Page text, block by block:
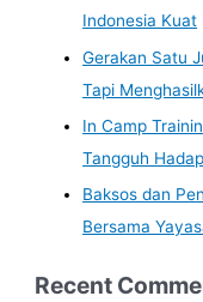
Indonesia Kuat
Gerakan Satu
Tapi
In Camp
Tangguh
Baksos dan
Bersama
Recent